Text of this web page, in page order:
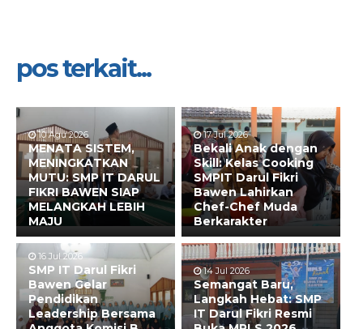
pos terkait...
10 Agu 2026
MENATA SISTEM,
MENINGKATKAN
MUTU: SMP IT DARUL
FIKRI BAWEN SIAP
MELANGKAH LEBIH
MAJU
17 Jul 2026
Bekali Anak dengan
Skill: Kelas Cooking
SMPIT Darul Fikri
Bawen Lahirkan
Chef-Chef Muda
Berkarakter
16 Jul 2026
SMP IT Darul Fikri
Bawen Gelar
Pendidikan
Leadership Bersama
14 Jul 2026
Semangat Baru,
Langkah Hebat: SMP
IT Darul Fikri Resmi